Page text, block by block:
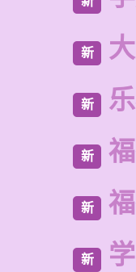
新
新
新
新
新